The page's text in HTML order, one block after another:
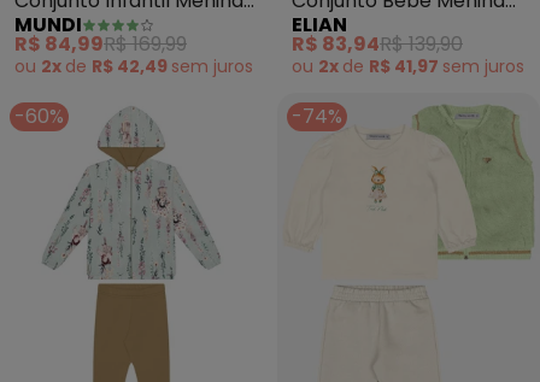
de Flores (Verde)
MUNDI
R$ 84,99R$ 169,99
ou 2x de R$ 42,49 sem juros
com Capuz Flores
(Verde)
ELIAN
R$ 83,94R$ 139,90
ou 2x de R$ 41,97 sem juros
-60% -74%